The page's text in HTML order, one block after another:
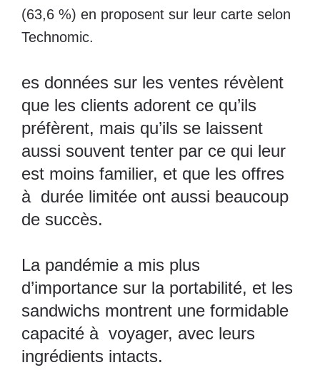
(63,6 %) en proposent sur leur carte selon
Technomic.
es données sur les ventes révèlent
que les clients adorent ce qu’ils
préfèrent, mais qu’ils se laissent
aussi souvent tenter par ce qui leur
est moins familier, et que les offres
à durée limitée ont aussi beaucoup
de succès.
La pandémie a mis plus
d’importance sur la portabilité, et les
sandwichs montrent une formidable
capacité à voyager, avec leurs
ingrédients intacts.